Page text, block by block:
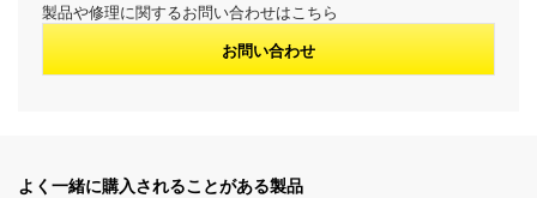
製品や修理に関するお問い合わせはこちら
お問い合わせ
よく一緒に購入されることがある製品